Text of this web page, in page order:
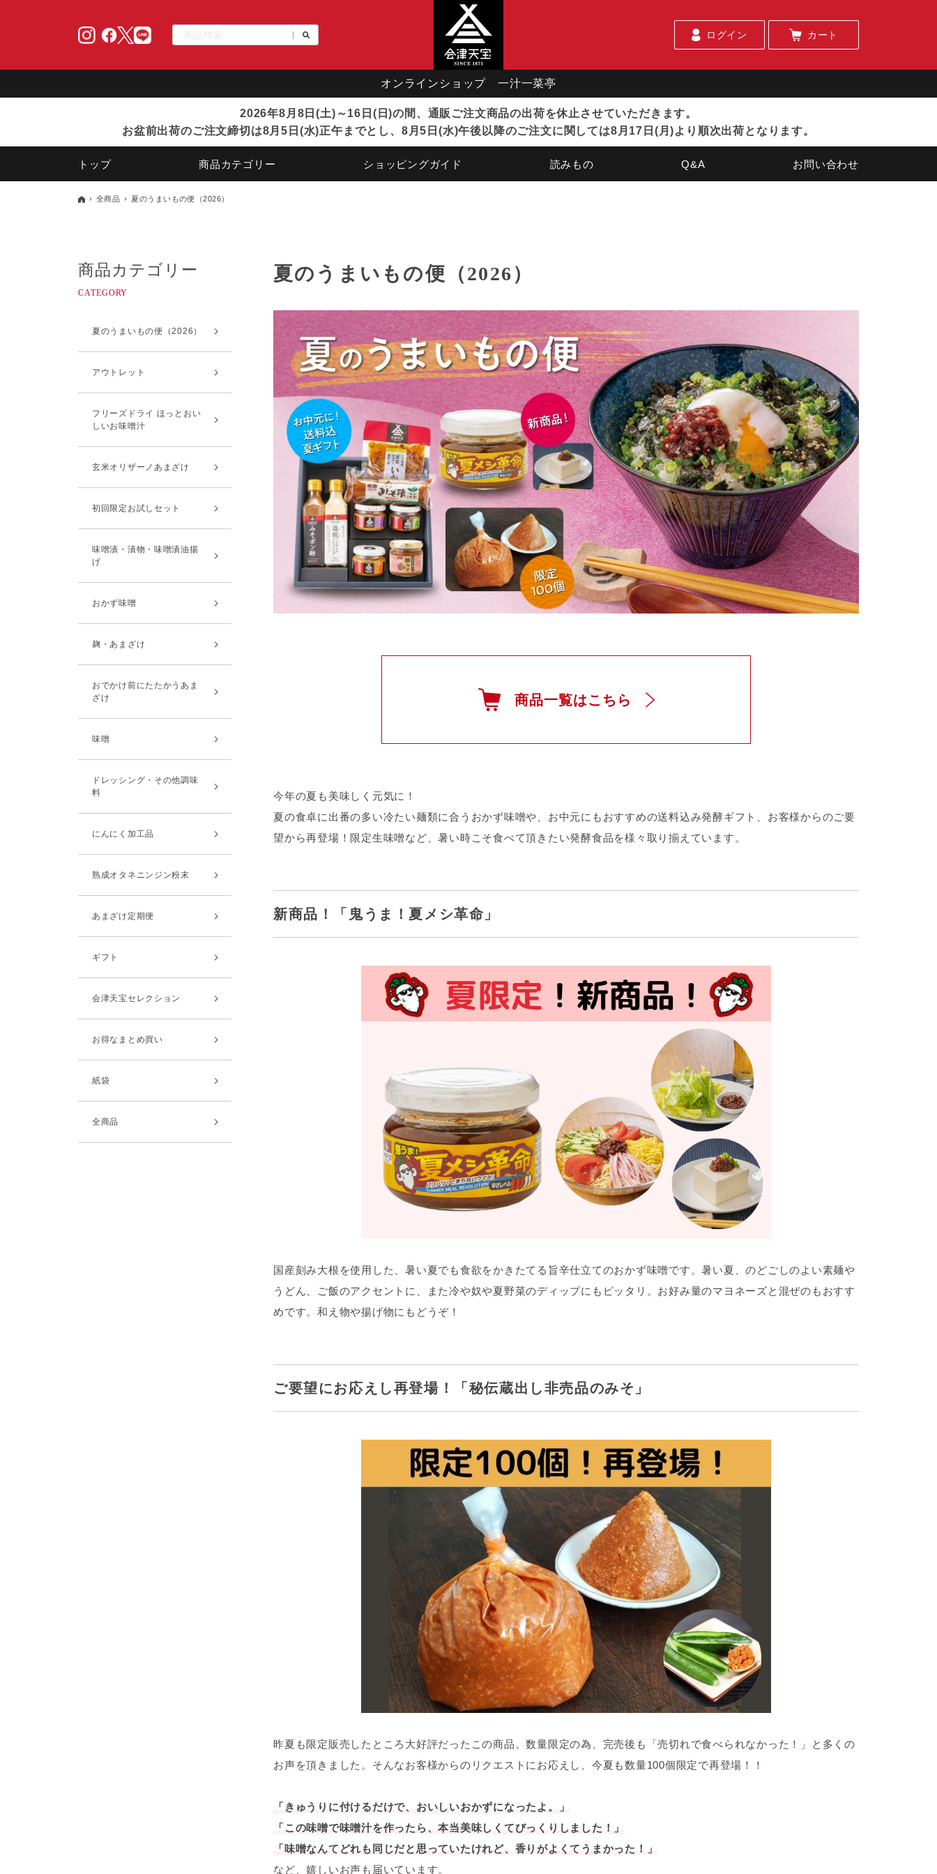
ログイン カート
オンラインショップ 一汁一菜亭
2026年8月8日(土)～16日(日)の間、通販ご注文商品の出荷を休止させていただきます。
お盆前出荷のご注文締切は8月5日(水)正午までとし、8月5日(水)午後以降のご注文に関しては8月17日(月)より順次出荷となります。
トップ 商品カテゴリー ショッピングガイド 読みもの Q&A お問い合わせ
全商品 夏のうまいもの便（2026）
商品カテゴリー
夏のうまいもの便（2026）
アウトレット
フリーズドライ ほっとおい
しいお味噌汁
玄米オリザーノあまざけ
初回限定お試しセット
味噌漬・漬物・味噌漬油揚
げ
おかず味噌
麹・あまざけ
おでかけ前にたたかうあま
ざけ
味噌
ドレッシング・その他調味
料
にんにく加工品
熟成オタネニンジン粉末
あまざけ定期便
ギフト
会津天宝セレクション
お得なまとめ買い
紙袋
全商品
夏のうまいもの便（2026）
商品一覧はこちら
今年の夏も美味しく元気に！
夏の食卓に出番の多い冷たい麺類に合うおかず味噌や、お中元にもおすすめの送料込み発酵ギフト、お客様からのご要
望から再登場！限定生味噌など、暑い時こそ食べて頂きたい発酵食品を様々取り揃えています。
新商品！「鬼うま！夏メシ革命」
国産刻み大根を使用した、暑い夏でも食欲をかきたてる旨辛仕立てのおかず味噌です。暑い夏、のどごしのよい素麺や
うどん、ご飯のアクセントに、また冷や奴や夏野菜のディップにもピッタリ。お好み量のマヨネーズと混ぜのもおすす
めです。和え物や揚げ物にもどうぞ！
ご要望にお応えし再登場！「秘伝蔵出し非売品のみそ」
昨夏も限定販売したところ大好評だったこの商品。数量限定の為、完売後も「売切れで食べられなかった！」と多くの
お声を頂きました。そんなお客様からのリクエストにお応えし、今夏も数量100個限定で再登場！！
「きゅうりに付けるだけで、おいしいおかずになったよ。」
「この味噌で味噌汁を作ったら、本当美味しくてびっくりしました！」
「味噌なんてどれも同じだと思っていたけれど、香りがよくてうまかった！」
など、嬉しいお声も届いています。